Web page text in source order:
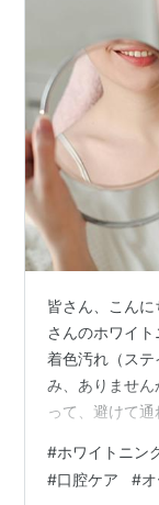
皆さん、こん
さんのホワイ
着色汚れ（ス
み、ありません
って、避けて
が、 「汚れを
する」ことなら
#ホワイトニン
#口腔ケア #